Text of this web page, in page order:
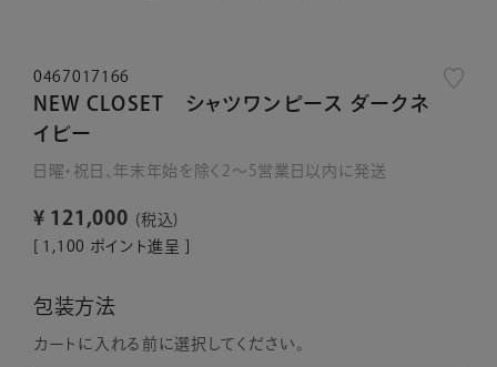
0467017166
NEW CLOSET シャツワンピース ダークネ
イビー
日曜・祝日、年末年始を除く2～5営業日以内に発送
¥ 121,000
税込
1,100 ポイント進呈 ]
包装方法
カートに入れる前に選択してください。